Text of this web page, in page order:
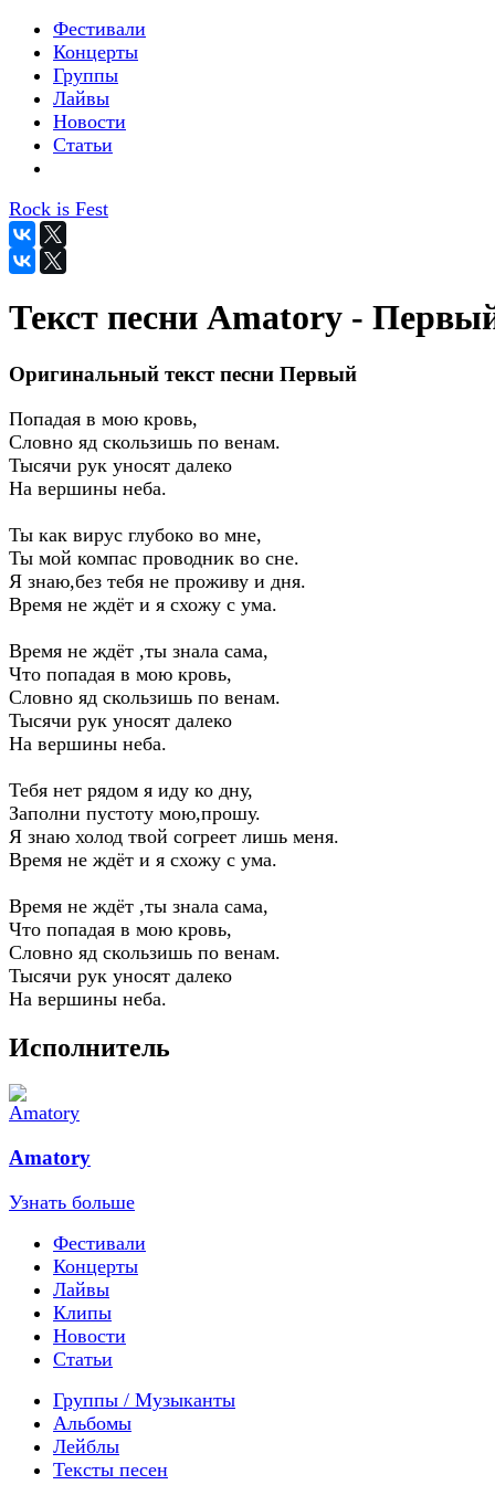
Фестивали
Концерты
Группы
Лайвы
Новости
Статьи
Rock is Fest
Текст песни Amatory -
Оригинальный текст песни Первый
Попадая в мою кровь,
Словно яд скользишь по венам.
Тысячи рук уносят далеко
На вершины неба.
Ты как вирус глубоко во мне,
Ты мой компас проводник во сне.
Я знаю,без тебя не проживу и дня.
Время не ждёт и я схожу с ума.
Время не ждёт ,ты знала сама,
Что попадая в мою кровь,
Словно яд скользишь по венам.
Тысячи рук уносят далеко
На вершины неба.
Тебя нет рядом я иду ко дну,
Заполни пустоту мою,прошу.
Я знаю холод твой согреет лишь меня.
Время не ждёт и я схожу с ума.
Время не ждёт ,ты знала сама,
Что попадая в мою кровь,
Словно яд скользишь по венам.
Тысячи рук уносят далеко
На вершины неба.
Исполнитель
Amatory
Узнать больше
Фестивали
Концерты
Лайвы
Клипы
Новости
Статьи
Группы / Музыканты
Альбомы
Лейблы
Тексты песен